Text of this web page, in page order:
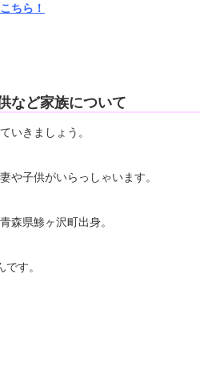
ちら！
など家族について
いきましょう。
や子供がいらっしゃいます。
森県鯵ヶ沢町出身。
す。